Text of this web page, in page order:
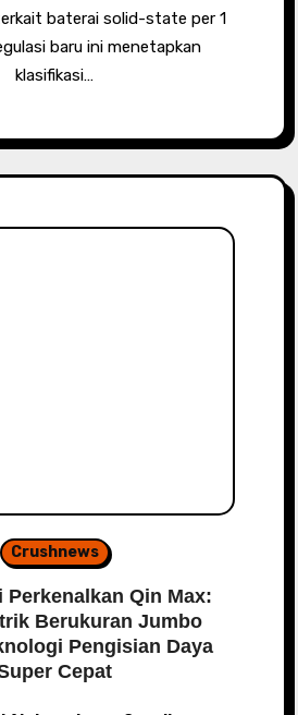
baterai solid-state per 1
baru ini menetapkan
klasifikasi…
Crushnews
Perkenalkan Qin Max:
Berukuran Jumbo
Pengisian Daya
Cepat